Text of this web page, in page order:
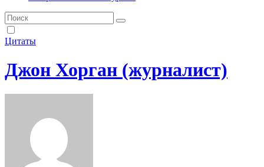
Цитаты
Джон Хорган (журналист)